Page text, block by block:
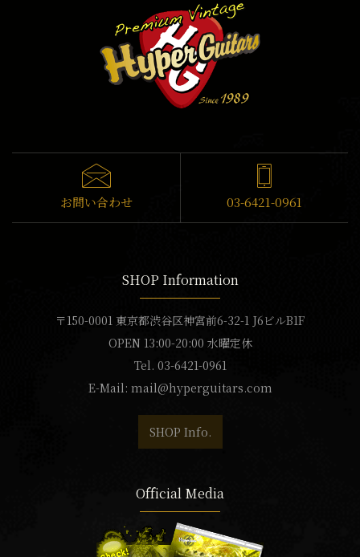
お問い合わせ 03-6421-0961
SHOP Information
〒150-0001 東京都渋谷区神宮前6-32-1 J6ビルB1F
OPEN 13:00-20:00 水曜定休
Tel. 03-6421-0961
E-Mail: mail@hyperguitars.com
SHOP Info.
Official Media